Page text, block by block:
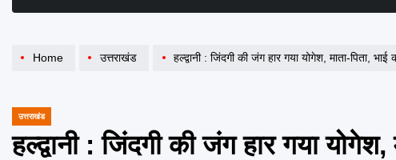
Home उत्तराखंड हल्द्वानी : जिंदगी की जंग हार गया योगेश, माता-पिता,
POSTED
उत्तराखंड
हल्द्वानी : जिंदगी की जंग हार गया